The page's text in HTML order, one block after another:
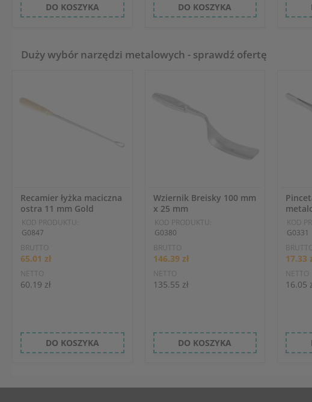
DO KOSZYKA DO KOSZYKA
Duży wybór narzędzi metalowych - sprawdź ofertę
Recamier łyżka maciczna
ostra 11 mm Gold
KOD PRODUKTU:
G0847
BRUTTO
65.01 zł
NETTO
60.19 zł
DO KOSZYKA
Wziernik Breisky 100 mm
x 25 mm
KOD PRODUKTU:
G0380
BRUTTO
146.39 zł
NETTO
135.55 zł
DO KOSZYKA
KOD
G0331
BRUTTO
17.33
NETTO
16.05